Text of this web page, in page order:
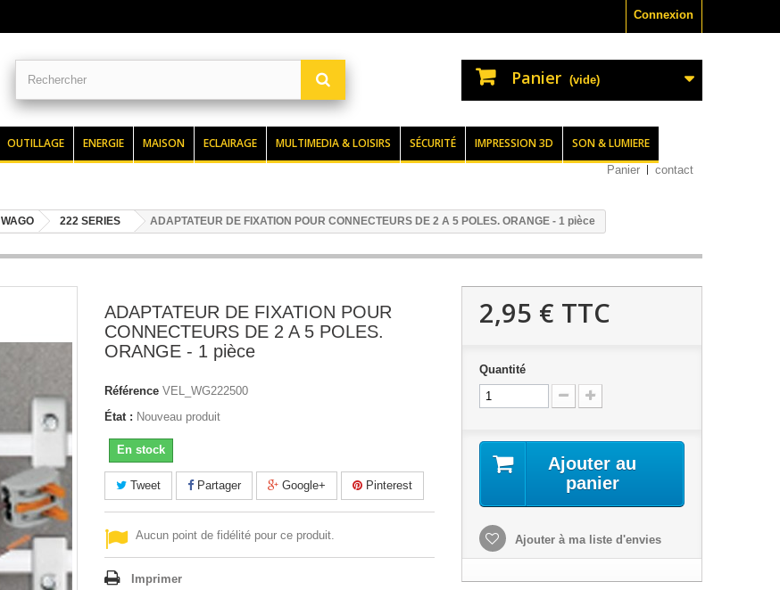
Connexion
Panier (vide)
OUTILLAGE ENERGIE MAISON ECLAIRAGE MULTIMEDIA & LOISIRS SÉCURITÉ IMPRESSION 3D SON & LUMIERE
Panier contact
WAGO 222 SERIES ADAPTATEUR DE FIXATION POUR CONNECTEURS DE 2 A 5 POLES. ORANGE - 1 pièce
ADAPTATEUR DE FIXATION POUR
CONNECTEURS DE 2 A 5 POLES.
ORANGE - 1 pièce
Référence VEL_WG222500
État : Nouveau produit
En stock
Tweet Partager Google+ Pinterest
Aucun point de fidélité pour ce produit.
Imprimer
2,95 € TTC
Quantité
Ajouter au
panier
Ajouter à ma liste d'envies